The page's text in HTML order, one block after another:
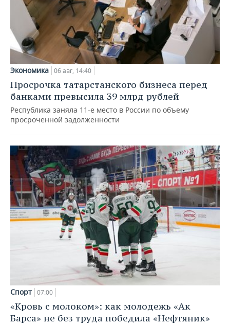
Экономика 06 авг, 14:40
Просрочка татарстанского бизнеса перед
банками превысила 39 млрд рублей
Республика заняла 11-е место в России по объему
просроченной задолженности
Спорт 07:00
«Кровь с молоком»: как молодежь «Ак
Барса» не без труда победила «Нефтяник»